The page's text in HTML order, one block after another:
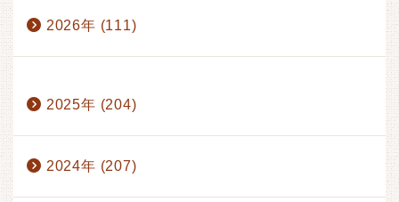
2026年 (111)
2025年 (204)
2024年 (207)